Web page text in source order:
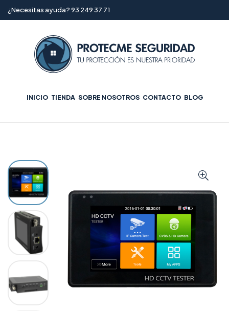
¿Necesitas ayuda? 93 249 37 71
INICIO TIENDA SOBRE NOSOTROS CONTACTO BLOG